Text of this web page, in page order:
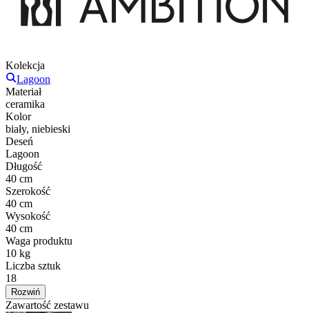
Kolekcja
Lagoon
Materiał
ceramika
Kolor
biały, niebieski
Deseń
Lagoon
Długość
40 cm
Szerokość
40 cm
Wysokość
40 cm
Waga produktu
10 kg
Liczba sztuk
18
Rozwiń
Zawartość zestawu